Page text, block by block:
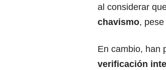
al considerar
chavismo,
En cambio, han
verificación